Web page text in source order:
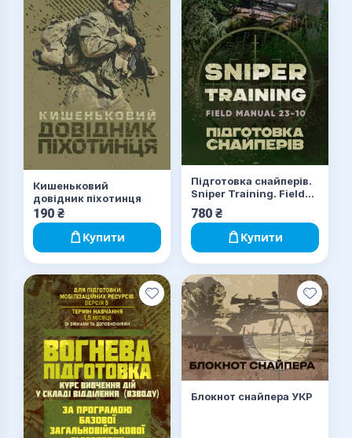
Кишеньковий
довідник піхотинця
190 ₴
Купити
Підготовка снайперів.
Sniper Training. Field
Manual 23-10
780 ₴
Купити
Блокнот снайпера УКР